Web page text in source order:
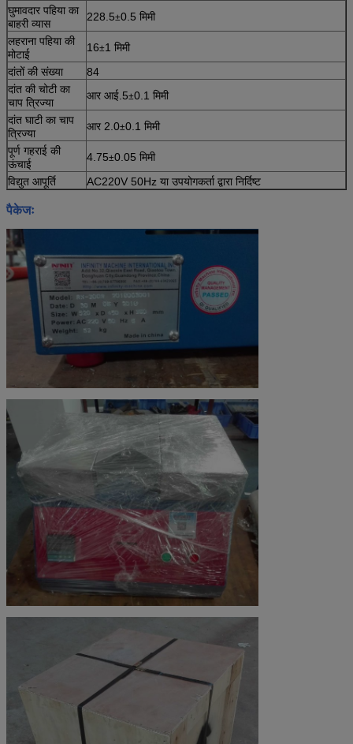
घुमावदार पहिया का
बाहरी व्यास
228.5±0.5 मिमी
लहराना पहिया की
मोटाई
16±1 मिमी
दांतों की संख्या
84
दांत की चोटी का
चाप त्रिज्या
आर आई.5±0.1 मिमी
दांत घाटी का चाप
त्रिज्या
आर 2.0±0.1 मिमी
पूर्ण गहराई की
ऊंचाई
4.75±0.05 मिमी
विद्युत आपूर्ति
AC220V 50Hz या उपयोगकर्ता द्वारा निर्दिष्ट
पैकेजः